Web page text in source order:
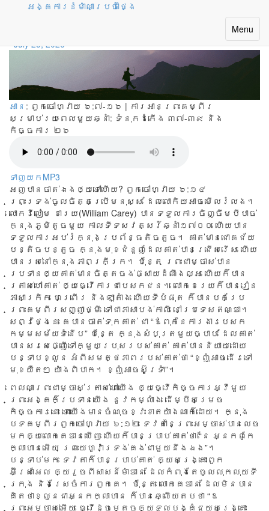
អង្គការនំម៉ាណាប្រចាំថ្ងៃ
Toggle
Menu
July 25, 2026
អាន : ពួកចៅហ្វាយ ៦:៧-១៦ | ការអានព្រះគម្ពីរ
សម្រាប់រយៈពេលមួយឆ្នាំ: ទំនុកដំកើង ៣៧-៣៩ និង
កិច្ចការ ២៦
ទាញយកMP3
អញបានចាត់ឯងឲ្យទៅហើយ? ពួកចៅហ្វាយ ៦:១៤
ព្រះ​ទ្រង់​ចូល​ចិត្ត​ប្រើ​មនុស្ស ដែល​លោកិយ​អាច​មើល​រំលង។
លោក​វីលៀម ខារេយ(William Carey) បាន​ទទួល​ការ​ចិញ្ចឹម​បី​បាច់
ក្នុង​ភូមិ​តូច​មួយ កាល​ទី​ទសវត្សរ៍​ឆ្នាំ១៧០០ ហើយ​បាន​
ទទួល​ការ​អប់​រំក្នុង​ប្រព័ន្ធ​តិច​តួច។ គាត់​មានជោគ​ជ័យ​
បន្តិច​បន្តួច ក្នុង​មុខ​ជំនួញ​ដែល​គាត់​បាន​ជ្រើស​រើស ហើយ​
បាន​រស់​នៅ​ក្នុង​ភាព​ក្រី​ក្រ។ ប៉ុន្តែ ព្រះ​ជា​ម្ចាស់​បាន
ប្រទាន​ឲ្យ​គាត់​មាន​ចិត្ត​ចង់​ផ្សាយ​ដំណឹង​ល្អ ហើយ​ក៏​បាន​
ត្រាស់​ហៅ​គាត់ ឲ្យ​ធ្វើ​ការ​ជា​បេសក​ជន។ លោក​ខេរេយក៏​បាន​រៀន​
ភាសា​ក្រិក ហេព្រើរ និង​ឡាតំាង ហើយ​ទី​បំផុត ក៏​បាន​បក​ប្រែ​
ព្រះ​គម្ពីរ​សញ្ញា​ថ្មី ទៅ​ជា​ភាសា​បង់កាលី នៅ​ប្រទេស​ឥណ្ឌា។
សព្វ​ថ្ងៃ​នេះ គេ​បាន​ចាត់​ទុក​គាត់ ជា “ឪពុក​នៃ​ការងារ​បេសក​
កម្ម​សម័យ​ទំនើប” ប៉ុន្តែ ក្នុង​សំបុត្រ​មួយ​ច្បាប់ ដែល​គាត់​
បាន​សរសេ​ផ្ញើ​ទៅ​ក្មួយ​ប្រុស​របស់​គាត់ គាត់​បាន​និយាយ​ដោយ​
បន្ទាប​ខ្លួន អំពី​សមត្ថភាព​របស់​គាត់​ថា​ “​ខ្ញុំ​អាចដើរ​ទៅ​
មុខ​យឺត​ៗ យ៉ាង​ពិបាក។ ខ្ញុំ​អាច​ស៊ូទ្រំា”។​
ពេល​ណា​ព្រះ​ជា​ម្ចាស់​ត្រាស់​ហៅ​យើង ឲ្យ​ធ្វើ​កិច្ចការ​អ្វី​មួយ
ព្រះ​អង្គ​ក៏​ប្រទាន​យើង នូវ​កម្លាំង ដើម្បី​សម្រេច​
កិច្ចការ​នោះ ទោះ​យើង​មាន​ចំណុច​ខ្វះ​ខាត​យ៉ាង​ណា​ក៏​ដោយ។ ក្នុង​
បទ​គម្ពីរ​ពួក​ចៅ​ហ្វាយ ៦:១២ ទេវតា​នៃ​ព្រះ​អម្ចាស់​បាន​លេច​
មកឲ្យ​លោក​គេឌាន​ឃើញ ហើយ​ក៏​បាន​ប្រាប់​គាត់​ថា “នែ អ្នក​ពូកែ​
ក្លាហាន​អើយ ព្រះយេហូវ៉ា​ទ្រង់​គង់​ជា​មួយ​នឹង​ឯង”។
បន្ទាប់មក ទេវតា​ក៏​បាន​ប្រាប់​គាត់ ឲ្យ​សង្រ្គោះ​ពួក​
អ៊ីស្រាអែល ឲ្យ​រួច​ពី​សាសន៍​ម៉ាឌាន ដែល​កំពុង​តែ​ចូល​លុក​លុយ​ទី​
ក្រុង និង​ស្រែ​ចំការ​ពួក​គេ។ ប៉ុន្តែ លោក​គេឌាន ដែល​មិន​បាន​
គិត​ថា​ខ្លួន​ជា​អ្នក​ក្លាហាន ក៏​បាន​ឆ្លើយ​តប​ថា “ឱ​
ព្រះអម្ចាស់​អើយ ធ្វើ​ដូច​ម្តេច​ឲ្យ​ទូលបង្គំ​ជួយ​សង្គ្រោះ